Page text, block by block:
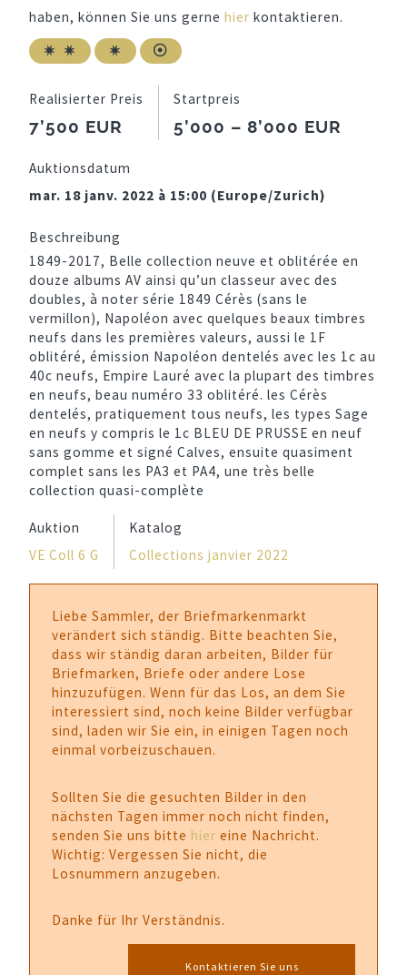
haben, können Sie uns gerne hier kontaktieren.
Realisierter Preis
7’500 EUR
Startpreis
5’000 – 8’000 EUR
Auktionsdatum
mar. 18 janv. 2022 à 15:00 (Europe/Zurich)
Beschreibung
1849-2017, Belle collection neuve et oblitérée en
douze albums AV ainsi qu’un classeur avec des
doubles, à noter série 1849 Cérès (sans le
vermillon), Napoléon avec quelques beaux timbres
neufs dans les premières valeurs, aussi le 1F
oblitéré, émission Napoléon dentelés avec les 1c au
40c neufs, Empire Lauré avec la plupart des timbres
en neufs, beau numéro 33 oblitéré. les Cérès
dentelés, pratiquement tous neufs, les types Sage
en neufs y compris le 1c BLEU DE PRUSSE en neuf
sans gomme et signé Calves, ensuite quasiment
complet sans les PA3 et PA4, une très belle
collection quasi-complète
Auktion
VE Coll 6 G
Katalog
Collections janvier 2022
Liebe Sammler, der Briefmarkenmarkt
verändert sich ständig. Bitte beachten Sie,
dass wir ständig daran arbeiten, Bilder für
Briefmarken, Briefe oder andere Lose
hinzuzufügen. Wenn für das Los, an dem Sie
interessiert sind, noch keine Bilder verfügbar
sind, laden wir Sie ein, in einigen Tagen noch
einmal vorbeizuschauen.
Sollten Sie die gesuchten Bilder in den
nächsten Tagen immer noch nicht finden,
senden Sie uns bitte hier eine Nachricht.
Wichtig: Vergessen Sie nicht, die
Losnummern anzugeben.
Danke für Ihr Verständnis.
Kontaktieren Sie uns